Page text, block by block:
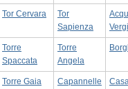
Tor Cervara
Tor
Sapienza
Torre
Spaccata
Torre
Angela
Torre Gaia Capannelle